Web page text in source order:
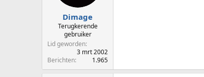
Dimage
Terugkerende
gebruiker
Lid geworden
3 mrt 2002
Berichten
1.965